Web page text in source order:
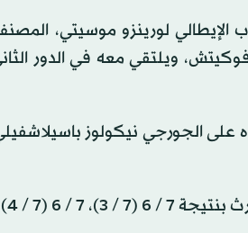
لورينزو موسيتي،
ويلتقي معه في الدور